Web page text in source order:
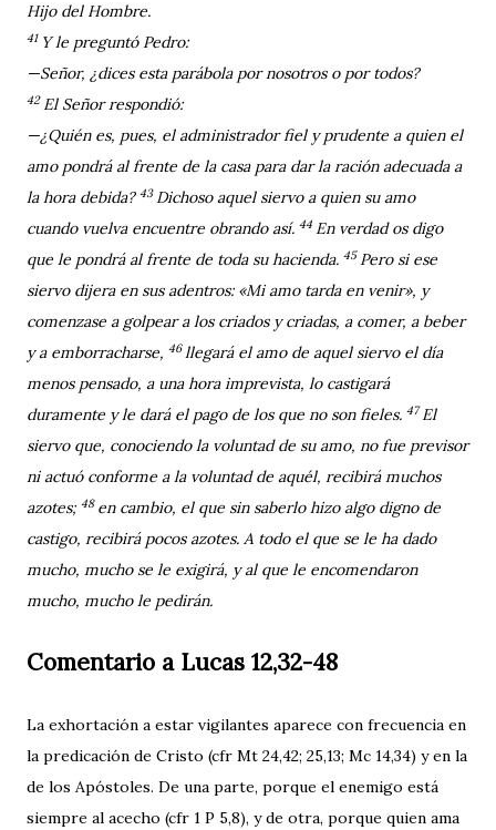
Hijo del Hombre.
41 Y le preguntó Pedro:
—Señor, ¿dices esta parábola por nosotros o por todos?
42 El Señor respondió:
—¿Quién es, pues, el administrador fiel y prudente a quien el
amo pondrá al frente de la casa para dar la ración adecuada a
la hora debida? 43 Dichoso aquel siervo a quien su amo
cuando vuelva encuentre obrando así. 44 En verdad os digo
que le pondrá al frente de toda su hacienda. 45 Pero si ese
siervo dijera en sus adentros: «Mi amo tarda en venir», y
comenzase a golpear a los criados y criadas, a comer, a beber
y a emborracharse, 46llegará el amo de aquel siervo el día
menos pensado, a una hora imprevista, lo castigará
duramente y le dará el pago de los que no son fieles. 47El
siervo que, conociendo la voluntad de su amo, no fue previsor
ni actuó conforme a la voluntad de aquél, recibirá muchos
azotes; 48 en cambio, el que sin saberlo hizo algo digno de
castigo, recibirá pocos azotes. A todo el que se le ha dado
mucho, mucho se le exigirá, y al que le encomendaron
mucho, mucho le pedirán.
Comentario a Lucas 12,32-48
La exhortación a estar vigilantes aparece con frecuencia en
la predicación de Cristo (cfr Mt 24,42; 25,13; Mc 14,34) y en la
de los Apóstoles. De una parte, porque el enemigo está
siempre al acecho (cfr 1 P 5,8), y de otra, porque quien ama